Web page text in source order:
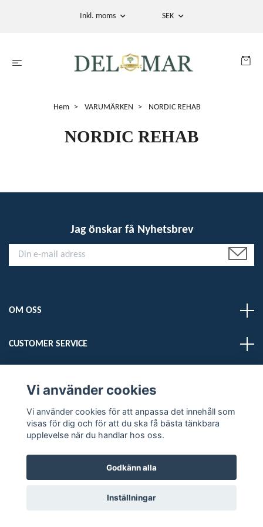
Inkl. moms SEK
Hem VARUMÄRKEN NORDIC REHAB
NORDIC REHAB
Jag önskar få Nyhetsbrev
OM OSS
CUSTOMER SERVICE
Sociala medier
© 2026 DELMARDOGS
Vi använder cookies
Vi använder cookies för att anpassa det innehåll som
visas för dig och för att du ska få bästa tänkbara
upplevelse när du handlar hos oss.
Godkänn alla
Inställningar